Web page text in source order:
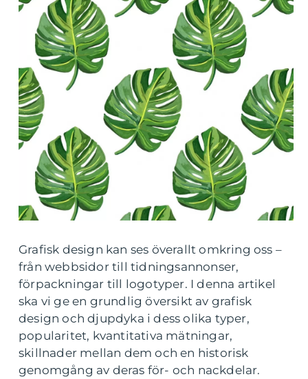
Grafisk design kan ses överallt omkring oss –
från webbsidor till tidningsannonser,
förpackningar till logotyper. I denna artikel
ska vi ge en grundlig översikt av grafisk
design och djupdyka i dess olika typer,
popularitet, kvantitativa mätningar,
skillnader mellan dem och en historisk
genomgång av deras för- och nackdelar.